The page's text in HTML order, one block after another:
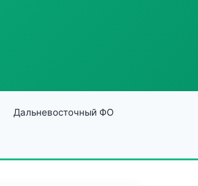
Дальневосточный ФО